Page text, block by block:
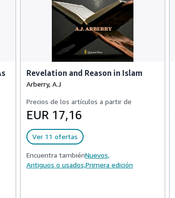
Revelation and Reason in Islam
Arberry, A.J
Precios de los artículos a partir de
EUR 17,16
Ver 11 ofertas
Encuentra tambiénNuevos,
Antiguos o usados,Primera edición